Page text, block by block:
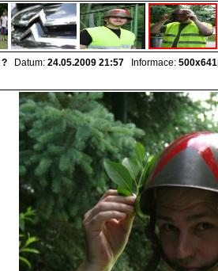
? Datum: 24.05.2009 21:57 Informace: